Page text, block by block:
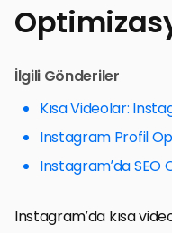
İlgili Gönderiler
Kısa Videolar:
Instagram Profil
Instagram’da
Instagram’da kısa